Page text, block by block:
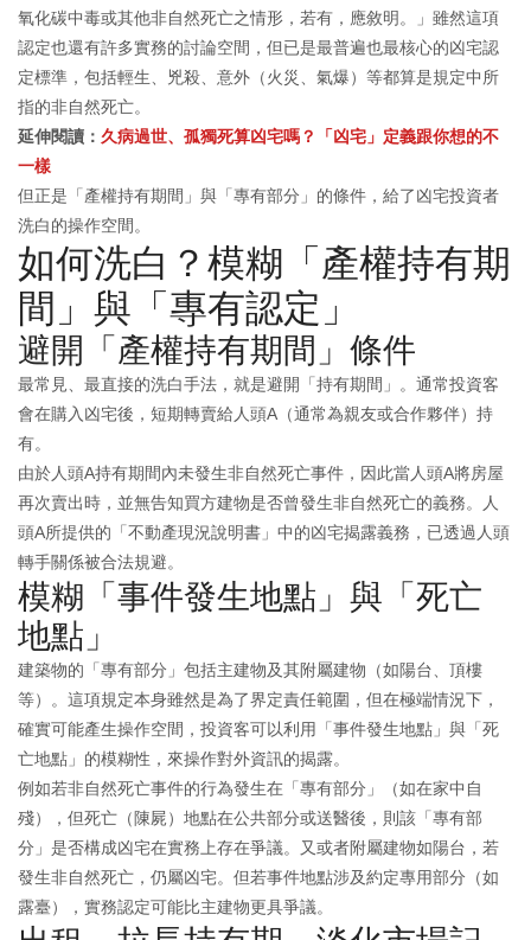
氧化碳中毒或其他非自然死亡之情形，若有，應敘明。」雖然這項
認定也還有許多實務的討論空間，但已是最普遍也最核心的凶宅認
定標準，包括輕生、兇殺、意外（火災、氣爆）等都算是規定中所
指的非自然死亡。
延伸閱讀： 久病過世、孤獨死算凶宅嗎？「凶宅」定義跟你想的不
一樣
但正是「產權持有期間」與「專有部分」的條件，給了凶宅投資者
洗白的操作空間。
如何洗白？模糊「產權持有期
間」與「專有認定」
避開「產權持有期間」條件
最常見、最直接的洗白手法，就是避開「持有期間」。通常投資客
會在購入凶宅後，短期轉賣給人頭A（通常為親友或合作夥伴）持
有。
由於人頭A持有期間內未發生非自然死亡事件，因此當人頭A將房屋
再次賣出時，並無告知買方建物是否曾發生非自然死亡的義務。人
頭A所提供的「不動產現況說明書」中的凶宅揭露義務，已透過人頭
轉手關係被合法規避。
模糊「事件發生地點」與「死亡
地點」
建築物的「專有部分」包括主建物及其附屬建物（如陽台、頂樓
等）。這項規定本身雖然是為了界定責任範圍，但在極端情況下，
確實可能產生操作空間，投資客可以利用「事件發生地點」與「死
亡地點」的模糊性，來操作對外資訊的揭露。
例如若非自然死亡事件的行為發生在「專有部分」（如在家中自
殘），但死亡（陳屍）地點在公共部分或送醫後，則該「專有部
分」是否構成凶宅在實務上存在爭議。又或者附屬建物如陽台，若
發生非自然死亡，仍屬凶宅。但若事件地點涉及約定專用部分（如
露臺），實務認定可能比主建物更具爭議。